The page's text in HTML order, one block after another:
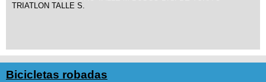
TRIATLON TALLE S.
Bicicletas robadas